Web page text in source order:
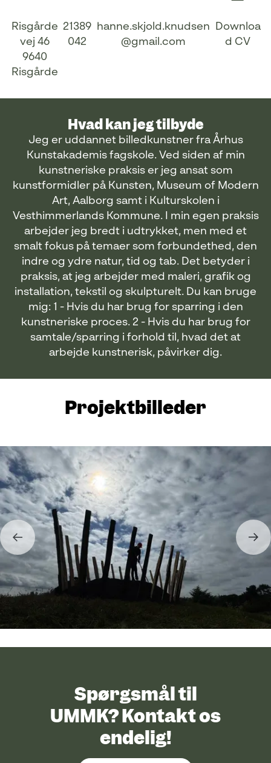
Risgårde
vej 46
9640
Risgårde
21389
042
hanne.skjold.knudsen
@gmail.com
Downloa
d CV
Hvad kan jeg tilbyde
Jeg er uddannet billedkunstner fra Århus
Kunstakademis fagskole. Ved siden af min
kunstneriske praksis er jeg ansat som
kunstformidler på Kunsten, Museum of Modern
Art, Aalborg samt i Kulturskolen i
Vesthimmerlands Kommune. I min egen praksis
arbejder jeg bredt i udtrykket, men med et
smalt fokus på temaer som forbundethed, den
indre og ydre natur, tid og tab. Det betyder i
praksis, at jeg arbejder med maleri, grafik og
installation, tekstil og skulpturelt. Du kan bruge
mig: 1 - Hvis du har brug for sparring i den
kunstneriske proces. 2 - Hvis du har brug for
samtale/sparring i forhold til, hvad det at
arbejde kunstnerisk, påvirker dig.
Projektbilleder
Spørgsmål til
UMMK? Kontakt os
endelig!